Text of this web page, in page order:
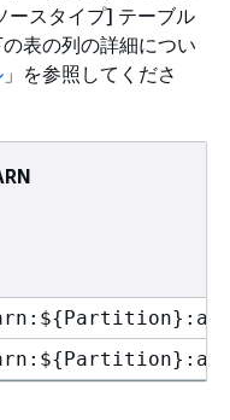
ースタイプ] テーブル
表の列の詳細につい
」を参照してくださ
{
{